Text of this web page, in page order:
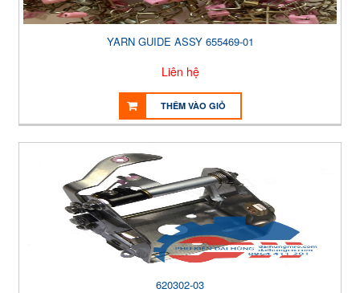
YARN GUIDE ASSY 655469-01
Liên hệ
THÊM VÀO GIỎ
620302-03